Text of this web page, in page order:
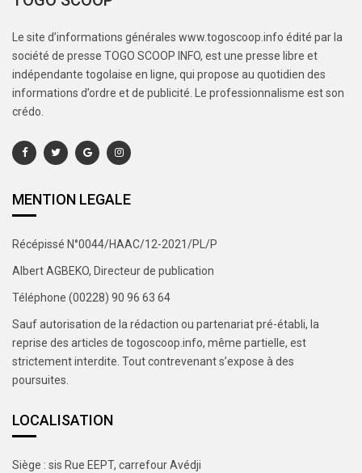
Le site d’informations générales www.togoscoop.info édité par la
société de presse TOGO SCOOP INFO, est une presse libre et
indépendante togolaise en ligne, qui propose au quotidien des
informations d’ordre et de publicité. Le professionnalisme est son
crédo.
MENTION LEGALE
Récépissé N°0044/HAAC/12-2021/PL/P
Albert AGBEKO, Directeur de publication
Téléphone (00228) 90 96 63 64
Sauf autorisation de la rédaction ou partenariat pré-établi, la
reprise des articles de togoscoop.info, même partielle, est
strictement interdite. Tout contrevenant s’expose à des
poursuites.
LOCALISATION
Siège : sis Rue EEPT, carrefour Avédji